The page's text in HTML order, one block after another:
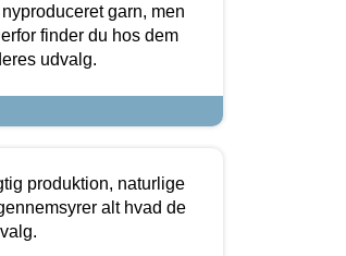
garn, men
finder du hos dem
udvalg.
produktion, naturlige
alt hvad de